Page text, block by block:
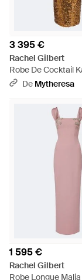
3 395 €
Rachel Gilbert
Robe De Cocktail
Sequins - Métallisé
De Mytheresa
1 595 €
Rachel Gilbert
Robe Longue Malia